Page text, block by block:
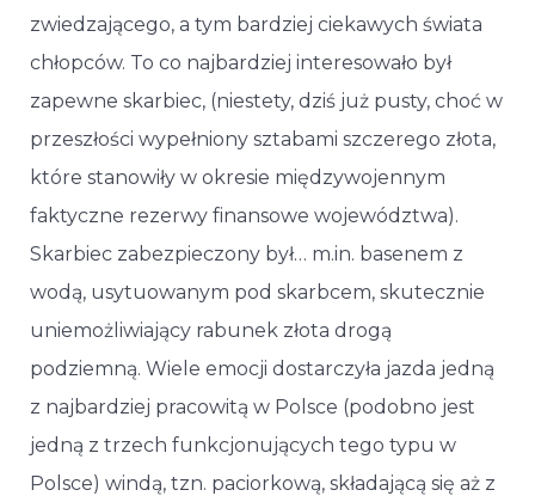
zwiedzającego, a tym bardziej ciekawych świata
chłopców. To co najbardziej interesowało był
zapewne skarbiec, (niestety, dziś już pusty, choć w
przeszłości wypełniony sztabami szczerego złota,
które stanowiły w okresie międzywojennym
faktyczne rezerwy finansowe województwa).
Skarbiec zabezpieczony był… m.in. basenem z
wodą, usytuowanym pod skarbcem, skutecznie
uniemożliwiający rabunek złota drogą
podziemną. Wiele emocji dostarczyła jazda jedną
z najbardziej pracowitą w Polsce (podobno jest
jedną z trzech funkcjonujących tego typu w
Polsce) windą, tzn. paciorkową, składającą się aż z